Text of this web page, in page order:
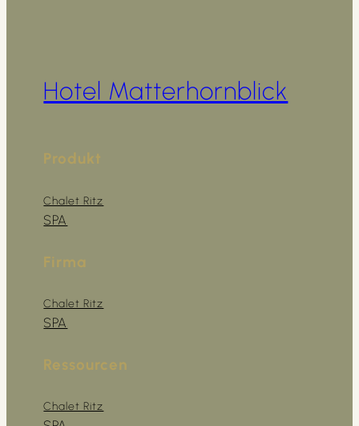
Hotel Matterhornblick
Produkt
Chalet Ritz
SPA
Firma
Chalet Ritz
SPA
Ressourcen
Chalet Ritz